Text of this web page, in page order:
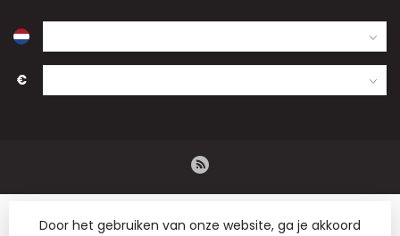
€
Door het gebruiken van onze website, ga je akkoord